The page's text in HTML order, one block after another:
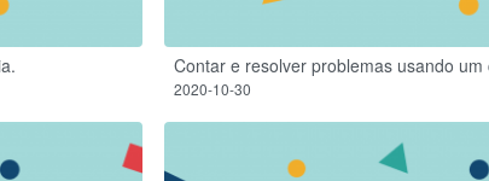
Contar e resolver problemas usando
2020-10-30